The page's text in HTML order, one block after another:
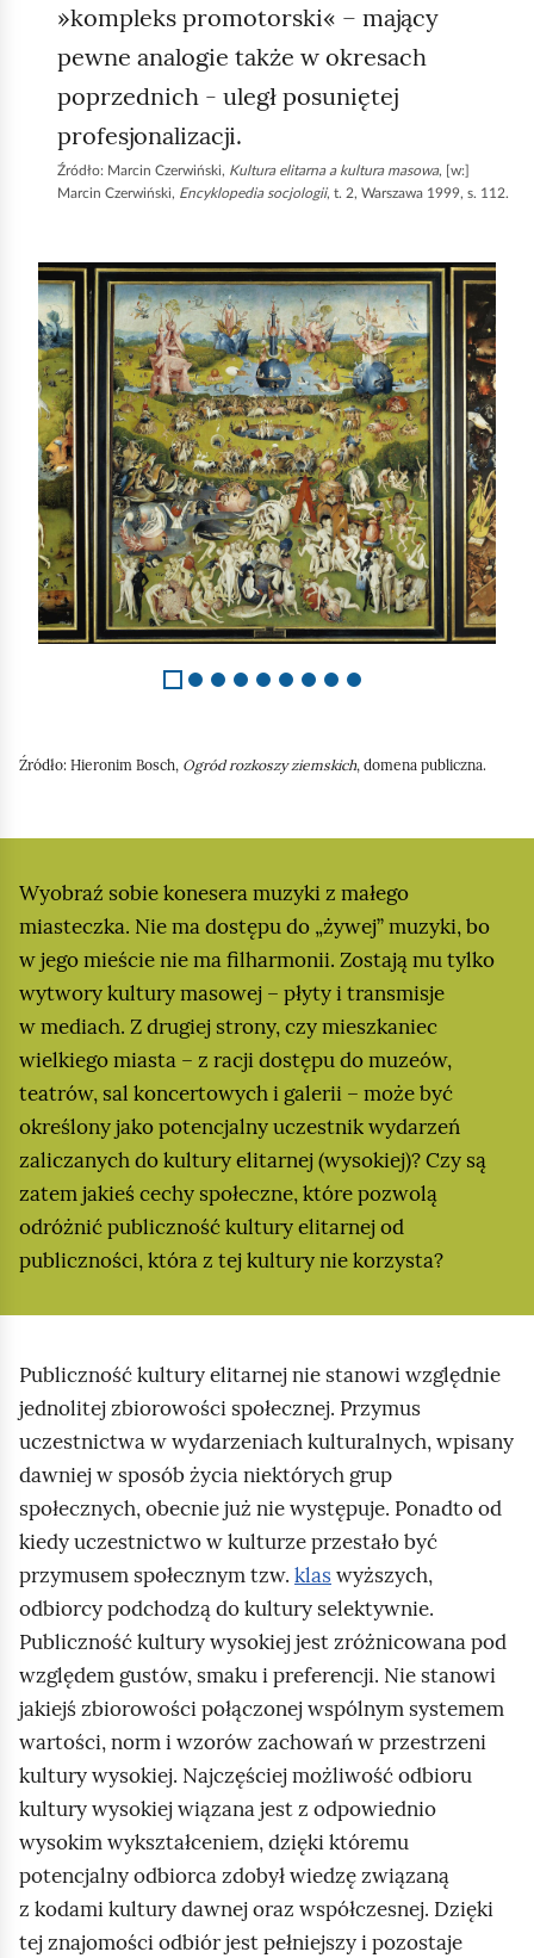
»kompleks promotorski« – mający
pewne analogie także w okresach
poprzednich - uległ posuniętej
profesjonalizacji.
Źródło: Marcin Czerwiński, Kultura elitarna a kultura masowa, [w:]
Marcin Czerwiński, Encyklopedia socjologii, t. 2, Warszawa 1999, s. 112.
S
l
a
j
d
1
z
9
Źródło: Hieronim Bosch, Ogród rozkoszy ziemskich, domena publiczna.
Wyobraź sobie konesera muzyki z małego
miasteczka. Nie ma dostępu do „żywej” muzyki, bo
w jego mieście nie ma filharmonii. Zostają mu tylko
wytwory kultury masowej – płyty i transmisje
w mediach. Z drugiej strony, czy mieszkaniec
wielkiego miasta – z racji dostępu do muzeów,
teatrów, sal koncertowych i galerii – może być
określony jako potencjalny uczestnik wydarzeń
zaliczanych do kultury elitarnej (wysokiej)? Czy są
zatem jakieś cechy społeczne, które pozwolą
odróżnić publiczność kultury elitarnej od
publiczności, która z tej kultury nie korzysta?
Publiczność kultury elitarnej nie stanowi względnie
jednolitej zbiorowości społecznej. Przymus
uczestnictwa w wydarzeniach kulturalnych, wpisany
dawniej w sposób życia niektórych grup
społecznych, obecnie już nie występuje. Ponadto od
kiedy uczestnictwo w kulturze przestało być
przymusem społecznym tzw. klaswyższych,
odbiorcy podchodzą do kultury selektywnie.
Publiczność kultury wysokiej jest zróżnicowana pod
względem gustów, smaku i preferencji. Nie stanowi
jakiejś zbiorowości połączonej wspólnym systemem
wartości, norm i wzorów zachowań w przestrzeni
kultury wysokiej. Najczęściej możliwość odbioru
kultury wysokiej wiązana jest z odpowiednio
wysokim wykształceniem, dzięki któremu
potencjalny odbiorca zdobył wiedzę związaną
z kodami kultury dawnej oraz współczesnej. Dzięki
tej znajomości odbiór jest pełniejszy i pozostaje